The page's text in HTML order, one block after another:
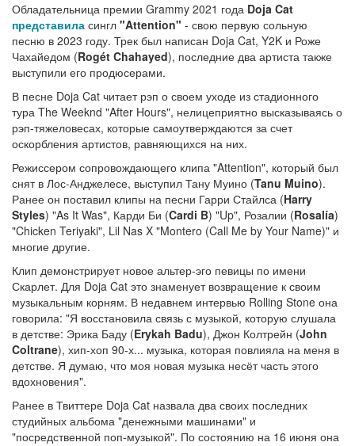
Обладательница премии Grammy 2021 года Doja Cat
представила сингл "Attention" - свою первую сольную
песню в 2023 году. Трек был написан Doja Cat, Y2K и Роже
Чахайедом (Rogét Chahayed), последние два артиста также
выступили его продюсерами.
В песне Doja Cat читает рэп о своем уходе из стадионного
тура The Weeknd "After Hours", нелицеприятно высказываясь о
рэп-тяжеловесах, которые самоутверждаются за счет
оскорбления артистов, равняющихся на них.
Режиссером сопровождающего клипа "Attention", который был
снят в Лос-Анджелесе, выступил Тану Муино (Tanu Muino).
Ранее он поставил клипы на песни Гарри Стайлса (Harry
Styles) "As It Was", Карди Би (Cardi B) "Up", Розалии (Rosalía)
"Chicken Teriyaki", Lil Nas X "Montero (Call Me by Your Name)" и
многие другие.
Клип демонстрирует новое альтер-эго певицы по имени
Скарлет. Для Doja Cat это знаменует возвращение к своим
музыкальным корням. В недавнем интервью Rolling Stone она
говорила: "Я восстановила связь с музыкой, которую слушала
в детстве: Эрика Баду (Erykah Badu), Джон Колтрейн (John
Coltrane), хип-хоп 90-х... музыка, которая повлияла на меня в
детстве. Я думаю, что моя новая музыка несёт часть этого
вдохновения".
Ранее в Твиттере Doja Cat назвала два своих последних
студийных альбома "денежными машинами" и
"посредственной поп-музыкой". По состоянию на 16 июня она